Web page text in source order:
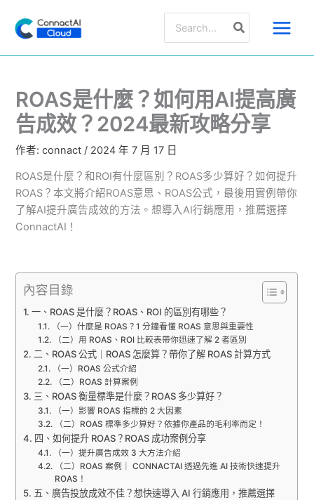
要
尋：
ROAS是什麼？如何用AI提高廣
告成效？2024最新攻略分享
作者:connact / 2024 年 7 月 17 日
ROAS是什麼？和ROI有什麼區別？ROAS多少算好？如何提升
ROAS？本文將介紹ROAS意思、ROAS公式，最後用實例帶你
了解AI提升廣告成效的方法。想導入AI行銷應用，推薦選擇
ConnactAI！
內容目錄
一、ROAS 是什麼？ROAS、ROI 的區別有哪些？
（一）什麼是 ROAS？1 分鐘看懂 ROAS 意思與重要性
（二）用 ROAS、ROI 比較表帶你迅速了解 2 者區別
二、ROAS 公式｜ROAS 怎麼算？帶你了解 ROAS 計算方式
（一）ROAS 公式介紹
（二）ROAS 計算案例
三、ROAS 衡量標準是什麼？ROAS 多少算好？
（一）影響 ROAS 指標的 2 大因素
（二）ROAS 標準多少算好？依據你產品的毛利率而定！
四、如何提升 ROAS？ROAS 成功案例分享
（一）提升廣告成效 3 大方法介紹
（二）ROAS 案例｜ CONNACTAI 透過先進 AI 技術快速提升
ROAS！
五、廣告投放成效不佳？想快速導入 AI 行銷應用，推薦選擇